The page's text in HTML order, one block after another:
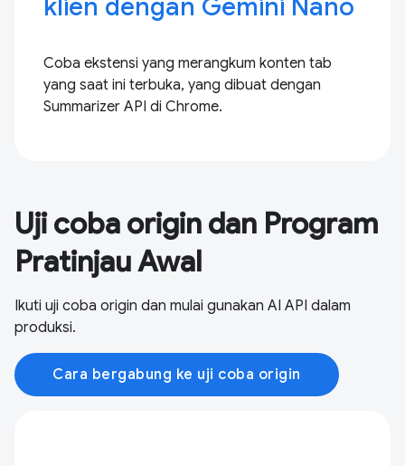
klien dengan Gemini Nano
Coba ekstensi yang merangkum konten tab
yang saat ini terbuka, yang dibuat dengan
Summarizer API di Chrome.
Uji coba origin dan Program
Pratinjau Awal
Ikuti uji coba origin dan mulai gunakan AI API dalam
produksi.
Cara bergabung ke uji coba origin